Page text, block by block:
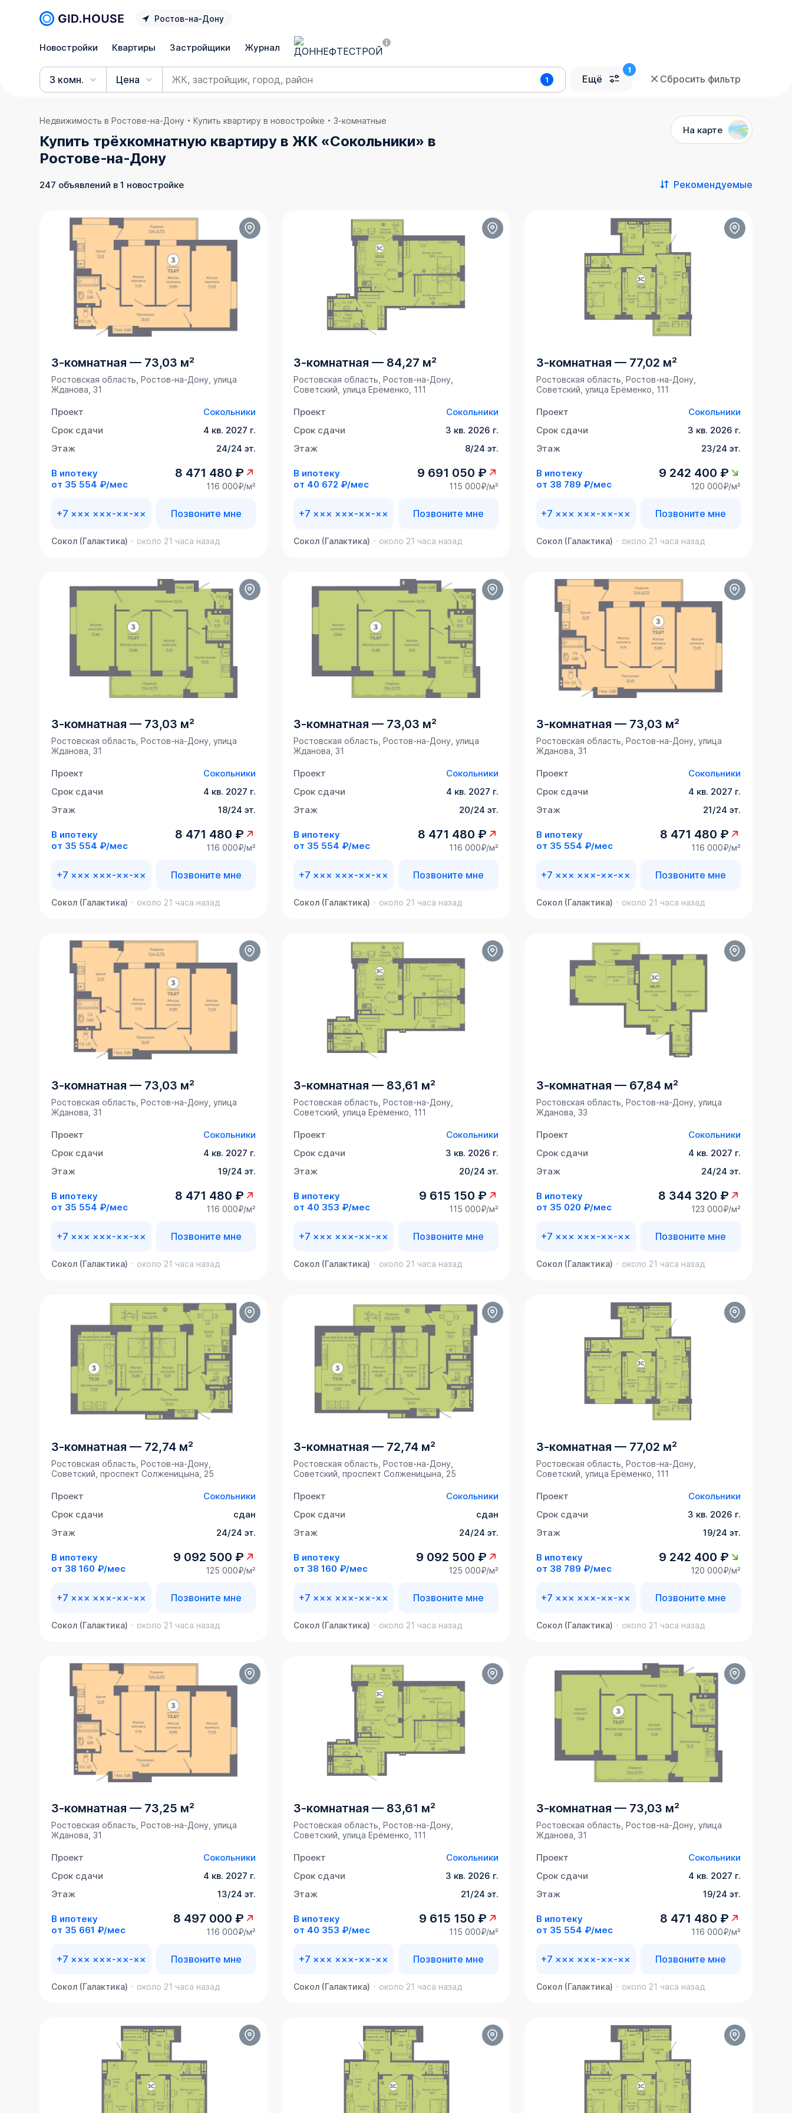
Ростов‑на‑Дону
Новостройки Квартиры Застройщики Журнал
3 комн. Цена 1 Ещё Сбросить фильтр
Недвижимость в Ростове‑на‑Дону Купить квартиру в новостройке 3-комнатные
Купить трёхкомнатную квартиру в ЖК «Сокольники» в
Ростове‑на‑Дону
На карте
247 объявлений в 1 новостройке Рекомендуемые
3-комнатная — 73,03 м²
Ростовская область, Ростов-на-Дону, улица
Жданова, 31
Проект
Сокольники
Срок сдачи
4 кв. 2027 г.
Этаж
24/24 эт.
В ипотеку
от 35 554 ₽/мес
8 471 480 ₽
116 000₽/м²
+7 ××× ×××-××-×× Позвоните мне
Сокол (Галактика) около 21 часа назад
3-комнатная — 84,27 м²
Ростовская область, Ростов-на-Дону,
Советский, улица Ерёменко, 111
Проект
Сокольники
Срок сдачи
3 кв. 2026 г.
Этаж
8/24 эт.
В ипотеку
от 40 672 ₽/мес
9 691 050 ₽
115 000₽/м²
+7 ××× ×××-××-×× Позвоните мне
Сокол (Галактика) около 21 часа назад
3-комнатная — 77,02 м²
Ростовская область, Ростов-на-Дону,
Советский, улица Ерёменко, 111
Проект
Сокольники
Срок сдачи
3 кв. 2026 г.
Этаж
23/24 эт.
В ипотеку
от 38 789 ₽/мес
9 242 400 ₽
120 000₽/м²
+7 ××× ×××-××-×× Позвоните мне
Сокол (Галактика) около 21 часа назад
3-комнатная — 73,03 м²
Ростовская область, Ростов-на-Дону, улица
Жданова, 31
Проект
Сокольники
Срок сдачи
4 кв. 2027 г.
Этаж
18/24 эт.
В ипотеку
от 35 554 ₽/мес
8 471 480 ₽
116 000₽/м²
+7 ××× ×××-××-×× Позвоните мне
Сокол (Галактика) около 21 часа назад
3-комнатная — 73,03 м²
Ростовская область, Ростов-на-Дону, улица
Жданова, 31
Проект
Сокольники
Срок сдачи
4 кв. 2027 г.
Этаж
20/24 эт.
В ипотеку
от 35 554 ₽/мес
8 471 480 ₽
116 000₽/м²
+7 ××× ×××-××-×× Позвоните мне
Сокол (Галактика) около 21 часа назад
3-комнатная — 73,03 м²
Ростовская область, Ростов-на-Дону, улица
Жданова, 31
Проект
Сокольники
Срок сдачи
4 кв. 2027 г.
Этаж
21/24 эт.
В ипотеку
от 35 554 ₽/мес
8 471 480 ₽
116 000₽/м²
+7 ××× ×××-××-×× Позвоните мне
Сокол (Галактика) около 21 часа назад
3-комнатная — 73,03 м²
Ростовская область, Ростов-на-Дону, улица
Жданова, 31
Проект
Сокольники
Срок сдачи
4 кв. 2027 г.
Этаж
19/24 эт.
В ипотеку
от 35 554 ₽/мес
8 471 480 ₽
116 000₽/м²
+7 ××× ×××-××-×× Позвоните мне
Сокол (Галактика) около 21 часа назад
3-комнатная — 83,61 м²
Ростовская область, Ростов-на-Дону,
Советский, улица Ерёменко, 111
Проект
Сокольники
Срок сдачи
3 кв. 2026 г.
Этаж
20/24 эт.
В ипотеку
от 40 353 ₽/мес
9 615 150 ₽
115 000₽/м²
+7 ××× ×××-××-×× Позвоните мне
Сокол (Галактика) около 21 часа назад
3-комнатная — 67,84 м²
Ростовская область, Ростов-на-Дону, улица
Жданова, 33
Проект
Сокольники
Срок сдачи
4 кв. 2027 г.
Этаж
24/24 эт.
В ипотеку
от 35 020 ₽/мес
8 344 320 ₽
123 000₽/м²
+7 ××× ×××-××-×× Позвоните мне
Сокол (Галактика) около 21 часа назад
3-комнатная — 72,74 м²
Ростовская область, Ростов-на-Дону,
Советский, проспект Солженицына, 25
Проект
Сокольники
Срок сдачи
сдан
Этаж
24/24 эт.
В ипотеку
от 38 160 ₽/мес
9 092 500 ₽
125 000₽/м²
+7 ××× ×××-××-×× Позвоните мне
Сокол (Галактика) около 21 часа назад
3-комнатная — 72,74 м²
Ростовская область, Ростов-на-Дону,
Советский, проспект Солженицына, 25
Проект
Сокольники
Срок сдачи
сдан
Этаж
24/24 эт.
В ипотеку
от 38 160 ₽/мес
9 092 500 ₽
125 000₽/м²
+7 ××× ×××-××-×× Позвоните мне
Сокол (Галактика) около 21 часа назад
3-комнатная — 77,02 м²
Ростовская область, Ростов-на-Дону,
Советский, улица Ерёменко, 111
Проект
Сокольники
Срок сдачи
3 кв. 2026 г.
Этаж
19/24 эт.
В ипотеку
от 38 789 ₽/мес
9 242 400 ₽
120 000₽/м²
+7 ××× ×××-××-×× Позвоните мне
Сокол (Галактика) около 21 часа назад
3-комнатная — 73,25 м²
Ростовская область, Ростов-на-Дону, улица
Жданова, 31
Проект
Сокольники
Срок сдачи
4 кв. 2027 г.
Этаж
13/24 эт.
В ипотеку
от 35 661 ₽/мес
8 497 000 ₽
116 000₽/м²
+7 ××× ×××-××-×× Позвоните мне
Сокол (Галактика) около 21 часа назад
3-комнатная — 83,61 м²
Ростовская область, Ростов-на-Дону,
Советский, улица Ерёменко, 111
Проект
Сокольники
Срок сдачи
3 кв. 2026 г.
Этаж
21/24 эт.
В ипотеку
от 40 353 ₽/мес
9 615 150 ₽
115 000₽/м²
+7 ××× ×××-××-×× Позвоните мне
Сокол (Галактика) около 21 часа назад
3-комнатная — 73,03 м²
Ростовская область, Ростов-на-Дону, улица
Жданова, 31
Проект
Сокольники
Срок сдачи
4 кв. 2027 г.
Этаж
19/24 эт.
В ипотеку
от 35 554 ₽/мес
8 471 480 ₽
116 000₽/м²
+7 ××× ×××-××-×× Позвоните мне
Сокол (Галактика) около 21 часа назад